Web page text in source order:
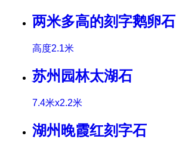
两米多高的刻字鹅卵石
高度2.1米
苏州园林太湖石
7.4米x2.2米
湖州晚霞红刻字石